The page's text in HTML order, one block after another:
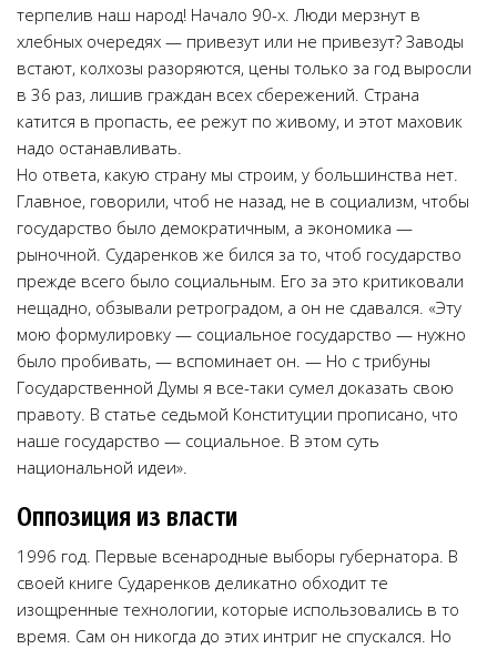
терпелив наш народ! Начало 90-х. Люди мерзнут в
хлебных очередях — привезут или не привезут? Заводы
встают, колхозы разоряются, цены только за год выросли
в 36 раз, лишив граждан всех сбережений. Страна
катится в пропасть, ее режут по живому, и этот маховик
надо останавливать.
Но ответа, какую страну мы строим, у большинства нет.
Главное, говорили, чтоб не назад, не в социализм, чтобы
государство было демократичным, а экономика —
рыночной. Сударенков же бился за то, чтоб государство
прежде всего было социальным. Его за это критиковали
нещадно, обзывали ретроградом, а он не сдавался. «Эту
мою формулировку — социальное государство — нужно
было пробивать, — вспоминает он. — Но с трибуны
Государственной Думы я все-таки сумел доказать свою
правоту. В статье седьмой Конституции прописано, что
наше государство — социальное. В этом суть
национальной идеи».
Оппозиция из власти
1996 год. Первые всенародные выборы губернатора. В
своей книге Сударенков деликатно обходит те
изощренные технологии, которые использовались в то
время. Сам он никогда до этих интриг не спускался. Но